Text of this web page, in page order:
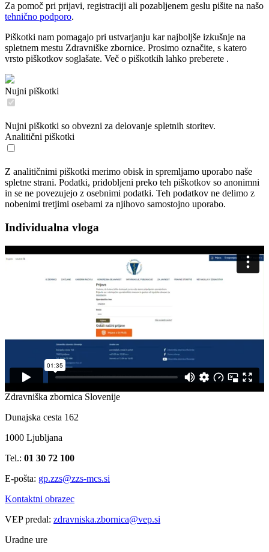
Za pomoč pri prijavi, registraciji ali pozabljenem geslu pišite na našo
tehnično podporo.
Piškotki nam pomagajo pri ustvarjanju kar najboljše izkušnje na
spletnem mestu Zdravniške zbornice. Prosimo označite, s katero
vrsto piškotkov soglašate. Več o piškotkih lahko preberete .
Nujni piškotki
Nujni piškotki so obvezni za delovanje spletnih storitev.
Analitični piškotki
Z analitičnimi piškotki merimo obisk in spremljamo uporabo naše
spletne strani. Podatki, pridobljeni preko teh piškotkov so anonimni
in se ne povezujejo z osebnimi podatki. Teh podatkov ne delimo z
nobenimi tretjimi osebami za njihovo samostojno uporabo.
Individualna vloga
Zdravniška zbornica Slovenije
Dunajska cesta 162
1000 Ljubljana
Tel.: 01 30 72 100
E-pošta: gp.zzs@zzs-mcs.si
Kontaktni obrazec
VEP predal: zdravniska.zbornica@vep.si
Uradne ure